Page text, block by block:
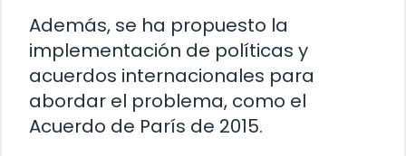
Además, se ha propuesto la
implementación de políticas y
acuerdos internacionales para
abordar el problema, como el
Acuerdo de París de 2015.